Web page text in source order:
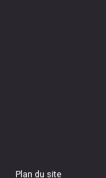
Plan du site